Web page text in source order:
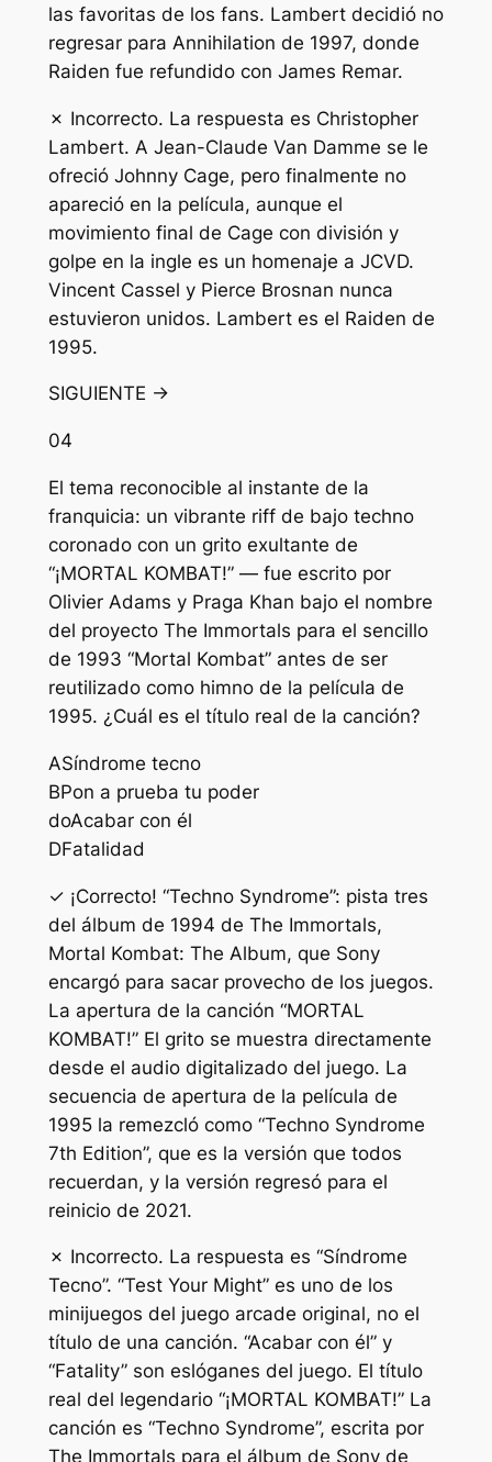
las favoritas de los fans. Lambert decidió no
regresar para Annihilation de 1997, donde
Raiden fue refundido con James Remar.
✗ Incorrecto. La respuesta es Christopher
Lambert. A Jean-Claude Van Damme se le
ofreció Johnny Cage, pero finalmente no
apareció en la película, aunque el
movimiento final de Cage con división y
golpe en la ingle es un homenaje a JCVD.
Vincent Cassel y Pierce Brosnan nunca
estuvieron unidos. Lambert es el Raiden de
1995.
SIGUIENTE →
04
El tema reconocible al instante de la
franquicia: un vibrante riff de bajo techno
coronado con un grito exultante de
“¡MORTAL KOMBAT!” — fue escrito por
Olivier Adams y Praga Khan bajo el nombre
del proyecto The Immortals para el sencillo
de 1993 “Mortal Kombat” antes de ser
reutilizado como himno de la película de
1995. ¿Cuál es el título real de la canción?
ASíndrome tecno
BPon a prueba tu poder
doAcabar con él
DFatalidad
✓ ¡Correcto! “Techno Syndrome”: pista tres
del álbum de 1994 de The Immortals,
Mortal Kombat: The Album, que Sony
encargó para sacar provecho de los juegos.
La apertura de la canción “MORTAL
KOMBAT!” El grito se muestra directamente
desde el audio digitalizado del juego. La
secuencia de apertura de la película de
1995 la remezcló como “Techno Syndrome
7th Edition”, que es la versión que todos
recuerdan, y la versión regresó para el
reinicio de 2021.
✗ Incorrecto. La respuesta es “Síndrome
Tecno”. “Test Your Might” es uno de los
minijuegos del juego arcade original, no el
título de una canción. “Acabar con él” y
“Fatality” son eslóganes del juego. El título
real del legendario “¡MORTAL KOMBAT!” La
canción es “Techno Syndrome”, escrita por
The Immortals para el álbum de Sony de